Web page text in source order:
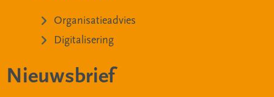
Organisatieadvies
Digitalisering
Nieuwsbrief